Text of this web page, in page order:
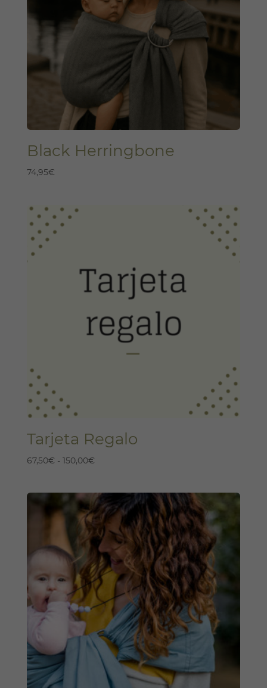
Black Herringbone
74,95€
Tarjeta Regalo
67,50€ - 150,00€Rango
desde
67,50€
hasta
150,00€